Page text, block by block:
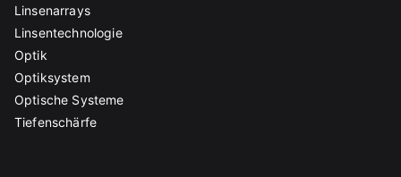
Linsenarrays
Linsentechnologie
Optik
Optiksystem
Optische Systeme
Tiefenschärfe